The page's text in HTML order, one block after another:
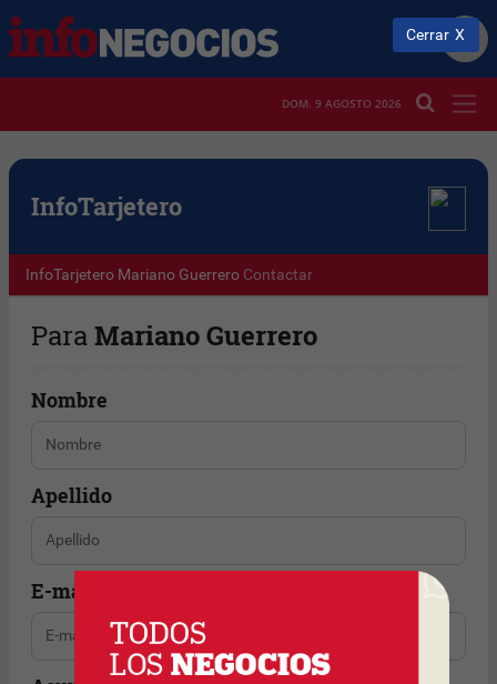
DOM. 9 AGOSTO 2026
InfoTarjetero
InfoTarjetero Mariano Guerrero Contactar
ParaMariano Guerrero
Nombre
Apellido
E-mail
Cerrar